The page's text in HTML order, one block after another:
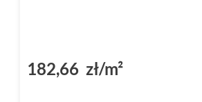
182,66 zł/m²